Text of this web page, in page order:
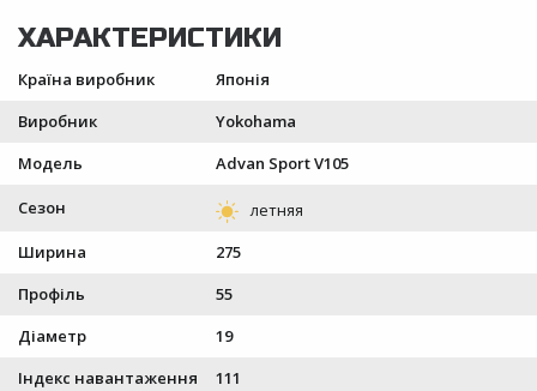
Країна виробник
Японія
Виробник
Yokohama
Модель
Advan Sport V105
Сезон
Ширина
275
Профіль
55
Діаметр
19
Індекс навантаження
111